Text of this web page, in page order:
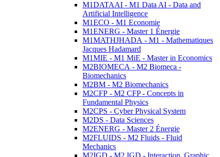
M1DATAAI - M1 Data AI - Data and
Artificial Intelligence
M1ECO - M1 Economie
M1ENERG - Master 1 Énergie
M1MATHJHADA - M1 - Mathematiques
Jacques Hadamard
M1MIE - M1 MiE - Master in Economics
M2BIOMECA - M2 Biomeca -
Biomechanics
M2BM - M2 Biomechanics
M2CFP - M2 CFP - Concepts in
Fundamental Physics
M2CPS - Cyber Physical System
M2DS - Data Sciences
M2ENERG - Master 2 Énergie
M2FLUIDS - M2 Fluids - Fluid
Mechanics
M2IGD - M2 IGD - Interaction, Graphic